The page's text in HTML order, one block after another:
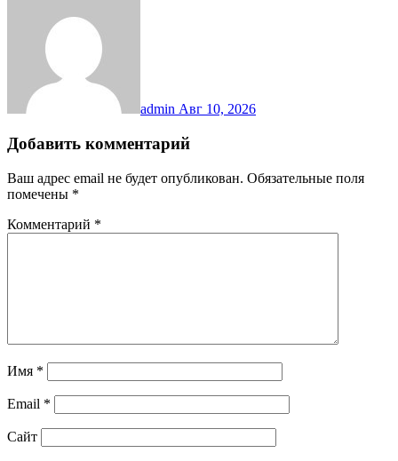
admin Авг 10, 2026
Добавить комментарий
Ваш адрес email не будет опубликован. Обязательные поля
помечены *
Комментарий *
Имя *
Email *
Сайт